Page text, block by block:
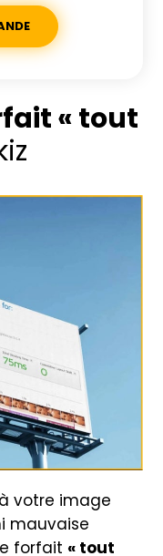
« tout
votre image
mauvaise
forfait « tout